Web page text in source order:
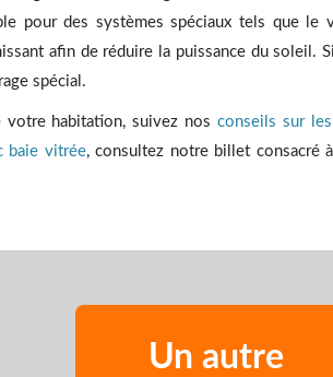
pour des systèmes spéciaux tels que le
afin de réduire la puissance du soleil.
spécial.
votre habitation, suivez nosconseils sur
baie vitrée, consultez notre billet consacré
Un autre